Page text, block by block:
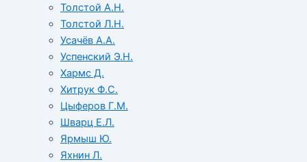
Толстой А.Н.
Толстой Л.Н.
Усачёв А.А.
Успенский Э.Н.
Хармс Д.
Хитрук Ф.С.
Цыферов Г.М.
Шварц Е.Л.
Ярмыш Ю.
Яхнин Л.